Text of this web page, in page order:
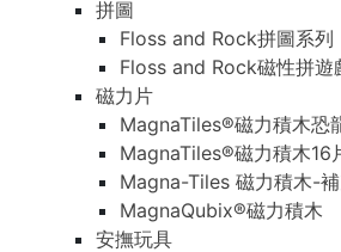
拼圖
Floss and Rock拼圖系列
Floss and Rock磁性拼遊
磁力片
MagnaTiles®磁力積木恐
MagnaTiles®磁力積木16
Magna-Tiles 磁力積木-
MagnaQubix®磁力積木
安撫玩具